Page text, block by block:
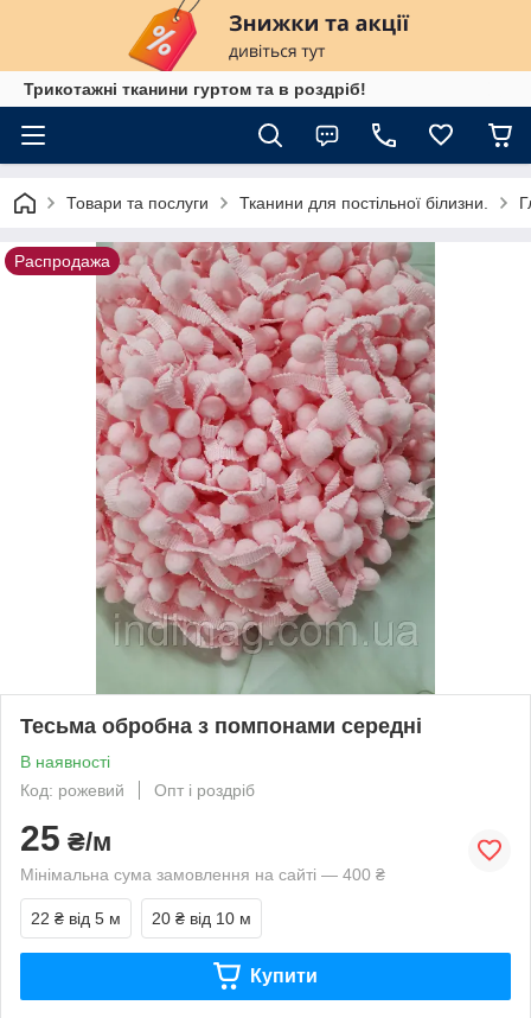
Трикотажні тканини гуртом та в роздріб!
Товари та послуги Тканини для постільної білизни.
Распродажа
Тесьма обробна з помпонами середні
В наявності
Код: рожевий
Опт і роздріб
25 ₴/м
Мінімальна сума замовлення на сайті — 400 ₴
22 ₴ від 5 м 20 ₴ від 10 м
Купити